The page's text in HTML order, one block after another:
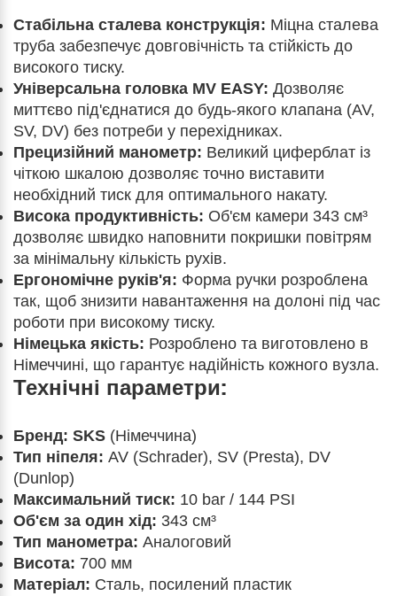
Стабільна сталева конструкція: Міцна сталева
труба забезпечує довговічність та стійкість до
високого тиску.
Універсальна головка MV EASY: Дозволяє
миттєво під'єднатися до будь-якого клапана (AV,
SV, DV) без потреби у перехідниках.
Прецизійний манометр: Великий циферблат із
чіткою шкалою дозволяє точно виставити
необхідний тиск для оптимального накату.
Висока продуктивність: Об'єм камери 343 см³
дозволяє швидко наповнити покришки повітрям
за мінімальну кількість рухів.
Ергономічне руків'я: Форма ручки розроблена
так, щоб знизити навантаження на долоні під час
роботи при високому тиску.
Німецька якість: Розроблено та виготовлено в
Німеччині, що гарантує надійність кожного вузла.
Технічні параметри:
Бренд: SKS (Німеччина)
Тип ніпеля: AV (Schrader), SV (Presta), DV
(Dunlop)
Максимальний тиск: 10 bar / 144 PSI
Об'єм за один хід: 343 см³
Тип манометра: Аналоговий
Висота: 700 мм
Матеріал: Сталь, посилений пластик